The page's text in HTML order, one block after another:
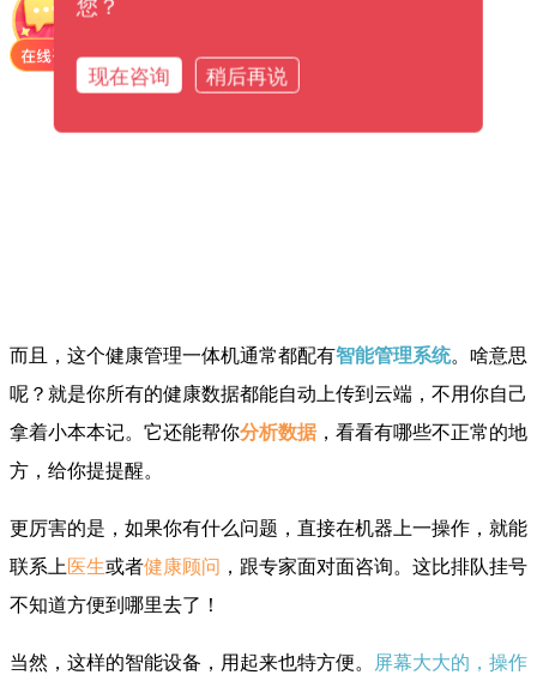
而且，这个健康管理一体机通常都配有智能管理系统。啥意思
呢？就是你所有的健康数据都能自动上传到云端，不用你自己
拿着小本本记。它还能帮你分析数据 ，看看有哪些不正常的地
方，给你提提醒。
更厉害的是，如果你有什么问题，直接在机器上一操作，就能
联系上 医生或者健康顾问 ，跟专家面对面咨询。这比排队挂号
不知道方便到哪里去了！
当然，这样的智能设备，用起来也特方便。
屏幕大大的，操作
您？
现在咨询 稍后再说